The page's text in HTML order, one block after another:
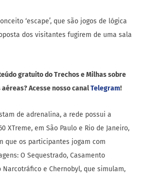
‘escape’, que são jogos de lógica
dos visitantes fugirem de uma sala
gratuito do Trechos e Milhas sobre
Acesse nosso canalTelegram!
de adrenalina, a rede possui a
XTreme, em São Paulo e Rio de Janeiro,
que os participantes jogam com
O Sequestrado, Casamento
Narcotráfico e Chernobyl, que simulam,